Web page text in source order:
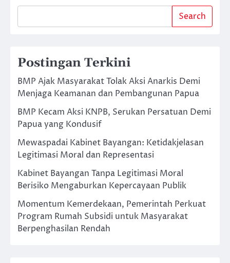
Search
Postingan Terkini
BMP Ajak Masyarakat Tolak Aksi Anarkis Demi
Menjaga Keamanan dan Pembangunan Papua
BMP Kecam Aksi KNPB, Serukan Persatuan Demi
Papua yang Kondusif
Mewaspadai Kabinet Bayangan: Ketidakjelasan
Legitimasi Moral dan Representasi
Kabinet Bayangan Tanpa Legitimasi Moral
Berisiko Mengaburkan Kepercayaan Publik
Momentum Kemerdekaan, Pemerintah Perkuat
Program Rumah Subsidi untuk Masyarakat
Berpenghasilan Rendah